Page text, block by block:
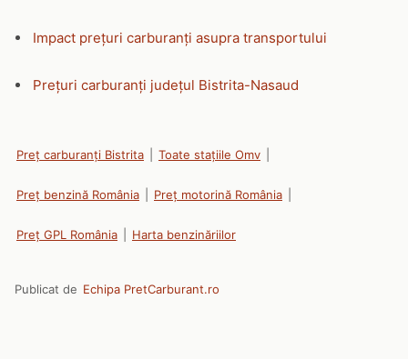
Impact prețuri carburanți asupra transportului
Prețuri carburanți județul Bistrita-Nasaud
Preț carburanți Bistrita Toate stațiile Omv
Preț benzină România Preț motorină România
Preț GPL România Harta benzinăriilor
Publicat de Echipa PretCarburant.ro